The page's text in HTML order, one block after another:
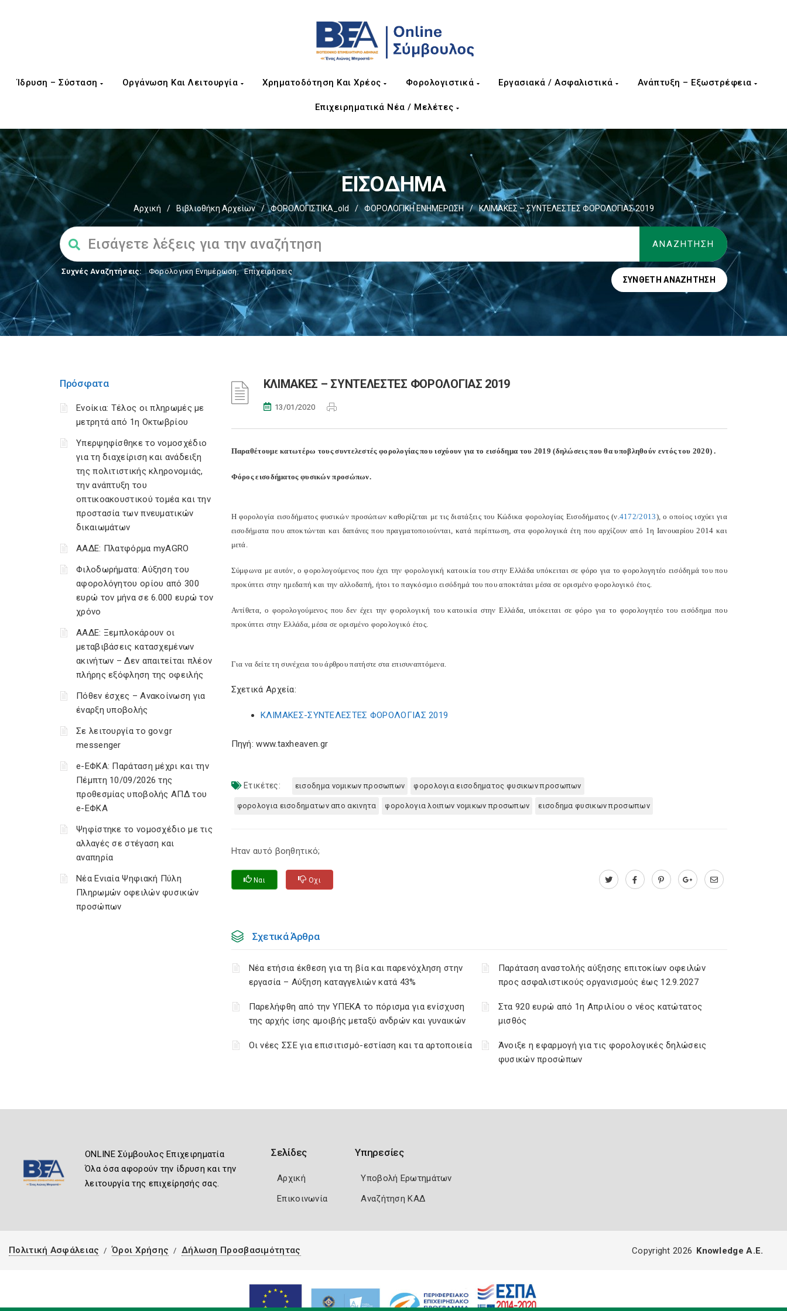
Ίδρυση – Σύσταση Οργάνωση Και Λειτουργία Χρηματοδότηση Και Χρέος Φορολογιστικά Εργασιακά / Ασφαλιστικά Ανάπτυξη – Εξωστρέφεια
Επιχειρηματικά Νέα / Μελέτες
ΕΙΣΟΔΗΜΑ
Αρχική / Βιβλιοθήκη Αρχείων / ΦΟΡΟΛΟΓΙΣΤΙΚΑ_old / ΦΟΡΟΛΟΓΙΚΗ ΕΝΗΜΕΡΩΣΗ / ΚΛΙΜΑΚΕΣ – ΣΥΝΤΕΛΕΣΤΕΣ ΦΟΡΟΛΟΓΙΑΣ 2019
Συχνές Αναζητήσεις: Φορολογικη Ενημέρωση, Επιχειρήσεις
ΣΎΝΘΕΤΗ ΑΝΑΖΉΤΗΣΗ
Πρόσφατα
Ενοίκια: Τέλος οι πληρωμές με
μετρητά από 1η Οκτωβρίου
Υπερψηφίσθηκε το νομοσχέδιο
για τη διαχείριση και ανάδειξη
της πολιτιστικής κληρονομιάς,
την ανάπτυξη του
οπτικοακουστικού τομέα και την
προστασία των πνευματικών
δικαιωμάτων
ΑΑΔΕ: Πλατφόρμα myAGRO
Φιλοδωρήματα: Αύξηση του
αφορολόγητου ορίου από 300
ευρώ τον μήνα σε 6.000 ευρώ τον
χρόνο
ΑΑΔΕ: Ξεμπλοκάρουν οι
μεταβιβάσεις κατασχεμένων
ακινήτων – Δεν απαιτείται πλέον
πλήρης εξόφληση της οφειλής
Πόθεν έσχες – Ανακοίνωση για
έναρξη υποβολής
Σε λειτουργία το gov.gr
messenger
e-ΕΦΚΑ: Παράταση μέχρι και την
Πέμπτη 10/09/2026 της
προθεσμίας υποβολής ΑΠΔ του
e-ΕΦΚΑ
Ψηφίστηκε το νομοσχέδιο με τις
αλλαγές σε στέγαση και
αναπηρία
Νέα Ενιαία Ψηφιακή Πύλη
Πληρωμών οφειλών φυσικών
προσώπων
ΚΛΙΜΑΚΕΣ – ΣΥΝΤΕΛΕΣΤΕΣ ΦΟΡΟΛΟΓΙΑΣ 2019
13/01/2020
Παραθέτουμε κατωτέρω τους συντελεστές φορολογίας που ισχύουν για το εισόδημα του 2019 (δηλώσεις που θα υποβληθούν εντός του 2020) .
Φόρος εισοδήματος φυσικών προσώπων.
Η φορολογία εισοδήματος φυσικών προσώπων καθορίζεται με τις διατάξεις του Κώδικα φορολογίας Εισοδήματος (ν.4172/2013), ο οποίος ισχύει για
εισοδήματα που αποκτώνται και δαπάνες που πραγματοποιούνται, κατά περίπτωση, στα φορολογικά έτη που αρχίζουν από 1η Ιανουαρίου 2014 και
μετά.
Σύμφωνα με αυτόν, ο φορολογούμενος που έχει την φορολογική κατοικία του στην Ελλάδα υπόκειται σε φόρο για το φορολογητέο εισόδημά του που
προκύπτει στην ημεδαπή και την αλλοδαπή, ήτοι το παγκόσμιο εισόδημά του που αποκτάται μέσα σε ορισμένο φορολογικό έτος.
Αντίθετα, ο φορολογούμενος που δεν έχει την φορολογική του κατοικία στην Ελλάδα, υπόκειται σε φόρο για το φορολογητέο του εισόδημα που
προκύπτει στην Ελλάδα, μέσα σε ορισμένο φορολογικό έτος.
Για να δείτε τη συνέχεια του άρθρου πατήστε στα επισυναπτόμενα.
Σχετικά Αρχεία:
ΚΛΙΜΑΚΕΣ-ΣΥΝΤΕΛΕΣΤΕΣ ΦΟΡΟΛΟΓΙΑΣ 2019
Πηγή: www.taxheaven.gr
Ετικέτες: εισοδημα νομικων προσωπων φορολογια εισοδηματος φυσικων προσωπων
φορολογια εισοδηματων απο ακινητα φορολογια λοιπων νομικων προσωπων εισοδημα φυσικων προσωπων
Ηταν αυτό βοηθητικό;
Ναι Οχι
Σχετικά Άρθρα
Νέα ετήσια έκθεση για τη βία και παρενόχληση στην
εργασία – Αύξηση καταγγελιών κατά 43%
Παράταση αναστολής αύξησης επιτοκίων οφειλών
προς ασφαλιστικούς οργανισμούς έως 12.9.2027
Παρελήφθη από την ΥΠΕΚΑ το πόρισμα για ενίσχυση
της αρχής ίσης αμοιβής μεταξύ ανδρών και γυναικών
Στα 920 ευρώ από 1η Απριλίου ο νέος κατώτατος
μισθός
Οι νέες ΣΣΕ για επισιτισμό-εστίαση και τα αρτοποιεία
Άνοιξε η εφαρμογή για τις φορολογικές δηλώσεις
φυσικών προσώπων
ONLINE Σύμβουλος Επιχειρηματία
Όλα όσα αφορούν την ίδρυση και την
λειτουργία της επιχείρησής σας.
Σελίδες
Αρχική
Επικοινωνία
Υπηρεσίες
Υποβολή Ερωτημάτων
Αναζήτηση ΚΑΔ
Πολιτική Ασφάλειας Όροι Χρήσης Δήλωση Προσβασιμότητας Copyright 2026 Knowledge A.E.